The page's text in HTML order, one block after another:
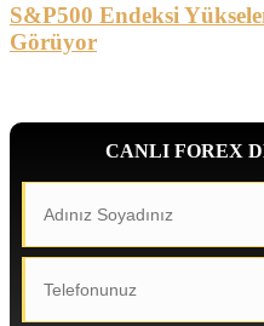
S&P500 Endeksi
Görüyor
CANLI FOREX